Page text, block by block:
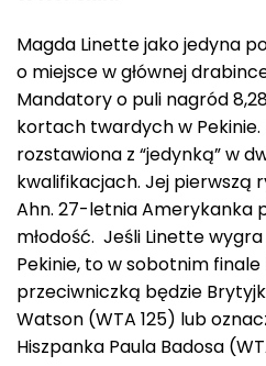
Magda Linette jako jedyna
o miejsce w głównej
Mandatory o puli nagród
kortach twardych w Pekinie.
rozstawiona z “jedynką” w
kwalifikacjach. Jej pierwszą
Ahn. 27-letnia Amerykanka
młodość. Jeśli Linette
Pekinie, to w sobotnim finale
przeciwniczką będzie
Watson (WTA 125) lub
Hiszpanka Paula Badosa